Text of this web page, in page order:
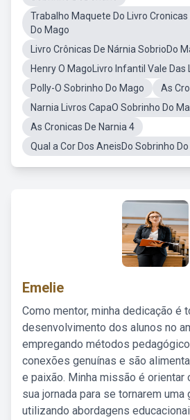
Trabalho Maquete Do Livro
Do Mago
Livro Crônicas De Nárnia SobrioDo
Henry O MagoLivro Infantil Vale Das
Polly-O Sobrinho Do Mago
As
Narnia Livros CapaO Sobrinho Do
As Cronicas De Narnia 4
Qual a Cor Dos AneisDo Sobrinho
Emelie
Como mentor, minha dedicação é
desenvolvimento dos alunos no
empregando métodos
conexões genuínas e são
e paixão. Minha missão é orientar
sua jornada para se tornarem uma
utilizando abordagens